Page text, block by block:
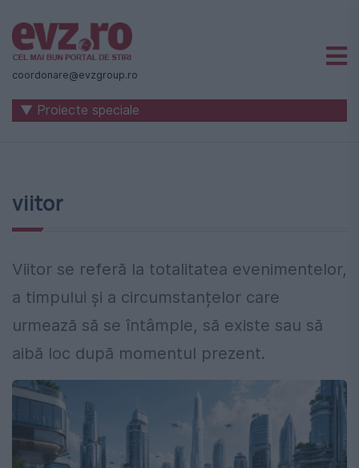
Știri
naționale
internaționale
-
Evenimentul
Zilei
coordonare@evzgroup.ro
▼ Proiecte speciale
viitor
Viitor se referă la totalitatea evenimentelor,
a timpului și a circumstanțelor care
urmează să se întâmple, să existe sau să
aibă loc după momentul prezent.